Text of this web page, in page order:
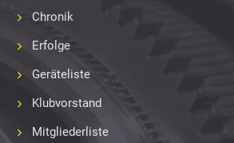
Chronik
Erfolge
Geräteliste
Klubvorstand
Mitgliederliste